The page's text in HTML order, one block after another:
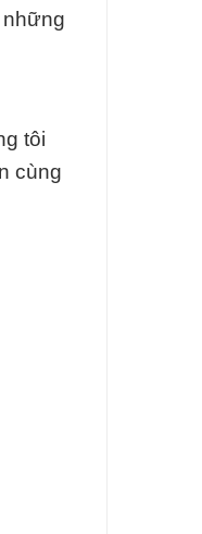
những
tôi
cùng